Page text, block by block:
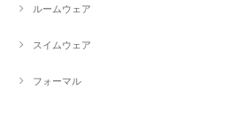
ルームウェア
スイムウェア
フォーマル